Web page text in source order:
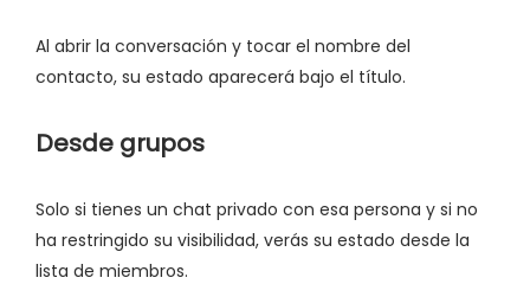
Al abrir la conversación y tocar el nombre del
contacto, su estado aparecerá bajo el título.
Desde grupos
Solo si tienes un chat privado con esa persona y si no
ha restringido su visibilidad, verás su estado desde la
lista de miembros.